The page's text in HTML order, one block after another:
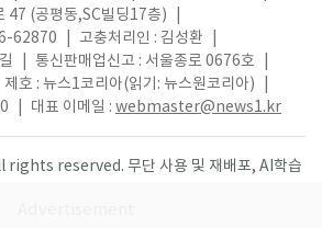
47 (공평동,SC빌딩17층)
62870
고충처리인 : 김성환
통신판매업신고 : 서울종로 0676호
제호 : 뉴스1코리아(읽기: 뉴스원코리아)
대표 이메일 : webmaster@news1.kr
reserved. 무단 사용 및 재배포, AI학습